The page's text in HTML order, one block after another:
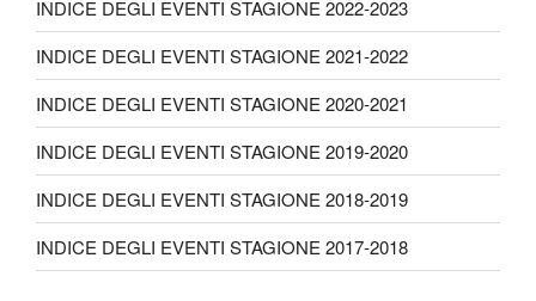
INDICE DEGLI EVENTI STAGIONE 2022-2023
INDICE DEGLI EVENTI STAGIONE 2021-2022
INDICE DEGLI EVENTI STAGIONE 2020-2021
INDICE DEGLI EVENTI STAGIONE 2019-2020
INDICE DEGLI EVENTI STAGIONE 2018-2019
INDICE DEGLI EVENTI STAGIONE 2017-2018